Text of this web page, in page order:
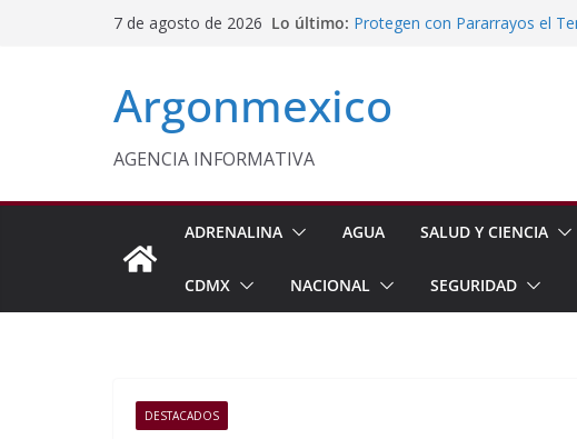
7 de agosto de 2026 Lo último: Protegen con Pararrayos el
Aprueba Cabildo de Texcoco
Aseguramientos en 15 Estados
Argonmexico
AGENCIA INFORMATIVA
ADRENALINA AGUA SALUD Y CIENCIA
CDMX NACIONAL SEGURIDAD
DESTACADOS